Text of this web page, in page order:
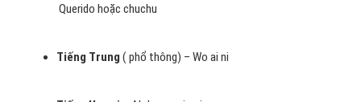
yêu) Cherie (em yêu)